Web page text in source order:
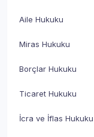
Aile Hukuku
Miras Hukuku
Borçlar Hukuku
Ticaret Hukuku
İcra ve İflas Hukuku